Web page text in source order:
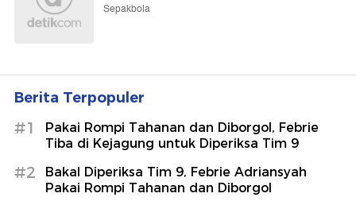
Sepakbola
Berita Terpopuler
#1
Pakai Rompi Tahanan dan Diborgol, Febrie
Tiba di Kejagung untuk Diperiksa Tim 9
#2
Bakal Diperiksa Tim 9, Febrie Adriansyah
Pakai Rompi Tahanan dan Diborgol